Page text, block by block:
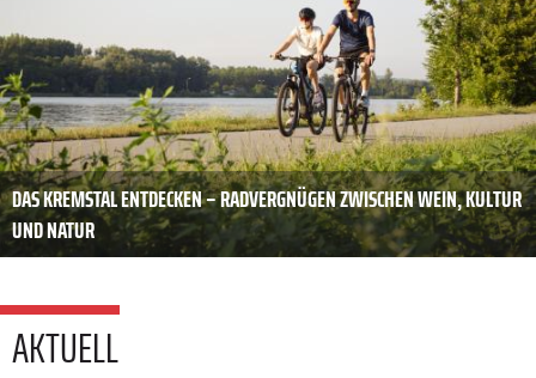
DAS KREMSTAL ENTDECKEN – RADVERGNÜGEN ZWISCHEN WEIN, KULTUR
UND NATUR
AKTUELL